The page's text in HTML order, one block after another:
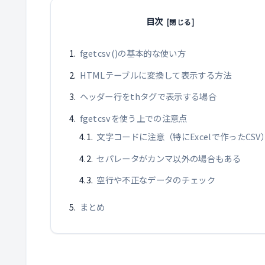
目次
fgetcsv()の基本的な使い方
HTMLテーブルに変換して表示する方法
ヘッダー行をthタグで表示する場合
fgetcsvを使う上での注意点
文字コードに注意（特にExcelで作ったCSV
セパレータがカンマ以外の場合もある
空行や不正なデータのチェック
まとめ